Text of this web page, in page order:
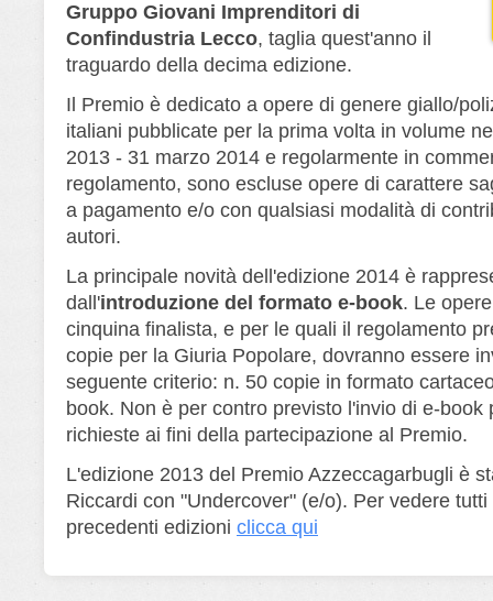
Gruppo Giovani Imprenditori di
Confindustria Lecco, taglia quest'anno il
traguardo della decima edizione.
Il Premio è dedicato a opere di genere giallo/
italiani pubblicate per la prima volta in volume
2013 - 31 marzo 2014 e regolarmente in
regolamento, sono escluse opere di carattere
a pagamento e/o con qualsiasi modalità di
autori.
La principale novità dell'edizione 2014 è
dall'introduzione del formato e-book. Le
cinquina finalista, e per le quali il regolamento
copie per la Giuria Popolare, dovranno essere
seguente criterio: n. 50 copie in formato
book. Non è per contro previsto l'invio di e-book
richieste ai fini della partecipazione al Premio.
L'edizione 2013 del Premio Azzeccagarbugli è
Riccardi con "Undercover" (e/o). Per vedere
precedenti edizioni clicca qui